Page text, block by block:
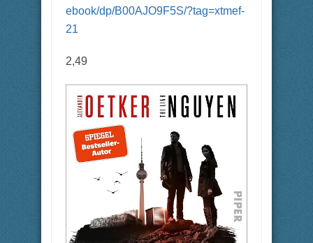
ebook/dp/B00AJO9F5S/?tag=xtmef-
21
2,49